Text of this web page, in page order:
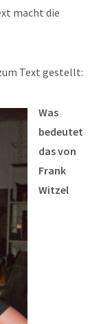
macht die
Text gestellt:
Was
bedeutet
das von
Frank
Witzel